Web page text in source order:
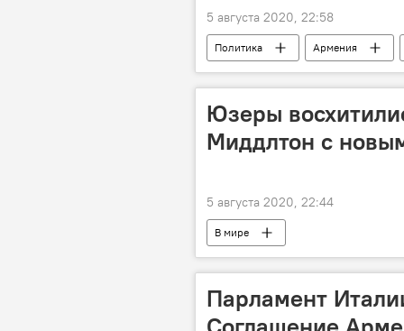
5 августа 2020, 22:58
Политика Армения
карабахское урегулирование
Юзеры
Миддлтон с
5 августа 2020, 22:44
В мире
Парламент